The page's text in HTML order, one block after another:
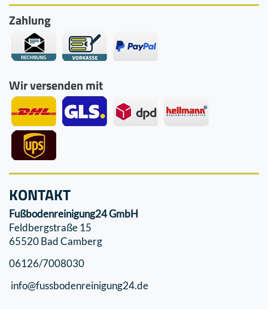
Zahlung
Wir versenden mit
KONTAKT
Fußbodenreinigung24 GmbH
Feldbergstraße 15
65520 Bad Camberg
06126/7008030
info@fussbodenreinigung24.de